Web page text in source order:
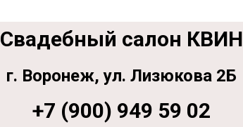
Свадебный салон КВИН
г. Воронеж, ул. Лизюкова 2Б
+7 (900) 949 59 02